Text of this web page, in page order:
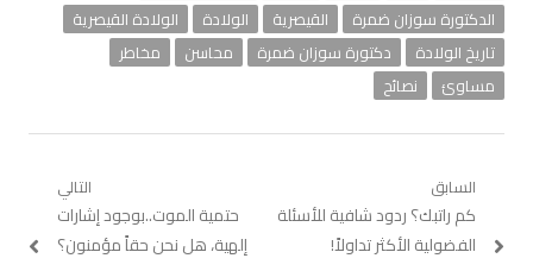
الدكتورة سوزان ضمرة
القيصرية الولادة
الولادة القيصرية
تاريخ الولادة
دكتورة سوزان ضمرة محاسن
مخاطر
مساوئ
نصائح
تصفّح
المقالات
السابق
Previous
post:
كم راتبك؟ ردود شافية للأسئلة
الفضولية الأكثر تداولاً!
التالي
Next
post:
حتمية الموت..بوجود إشارات
إلهية، هل نحن حقاً مؤمنون؟